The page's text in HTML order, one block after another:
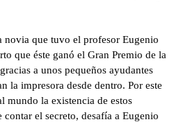
novia que tuvo el profesor Eugenio
que éste ganó el Gran Premio de la
a unos pequeños ayudantes
la impresora desde dentro. Por este
mundo la existencia de estos
contar el secreto, desafía a Eugenio